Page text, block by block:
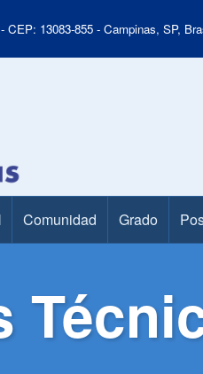
CEP: 13083-855 - Campinas, SP,
Comunidad Grado